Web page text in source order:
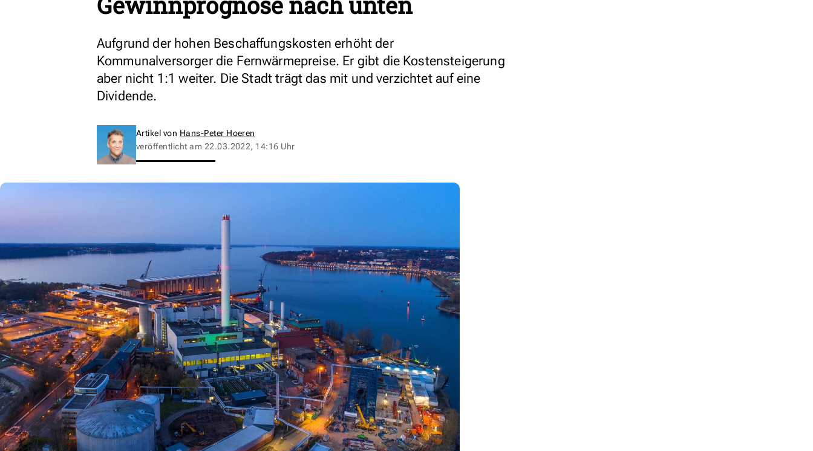
Aufgrund der hohen Beschaffungskosten erhöht der
Kommunalversorger die Fernwärmepreise. Er gibt die Kostensteigerung
aber nicht 1:1 weiter. Die Stadt trägt das mit und verzichtet auf eine
Dividende.
Artikel von Hans-Peter Hoeren
veröffentlicht am 22.03.2022, 14:16 Uhr